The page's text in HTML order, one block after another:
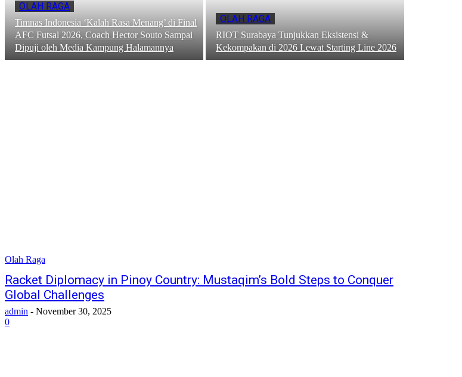
OLAH RAGA
Timnas Indonesia ‘Kalah Rasa Menang’ di Final
AFC Futsal 2026, Coach Hector Souto Sampai
Dipuji oleh Media Kampung Halamannya
OLAH RAGA
RIOT Surabaya Tunjukkan Eksistensi &
Kekompakan di 2026 Lewat Starting Line 2026
Olah Raga
Racket Diplomacy in Pinoy Country: Mustaqim’s Bold Steps to Conquer
Global Challenges
admin - November 30, 2025
0